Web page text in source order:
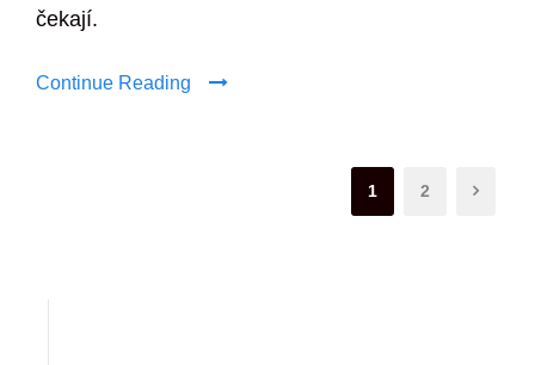
čekají.
Continue Reading
1 2